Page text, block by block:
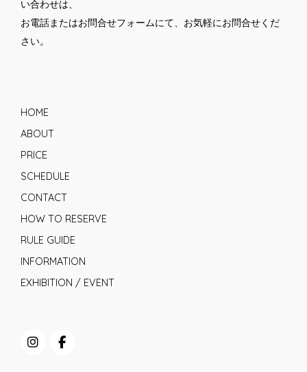
い合わせは、
お電話またはお問合せフォームにて、お気軽にお問合せくだ
さい。
HOME
ABOUT
PRICE
SCHEDULE
CONTACT
HOW TO RESERVE
RULE GUIDE
INFORMATION
EXHIBITION / EVENT